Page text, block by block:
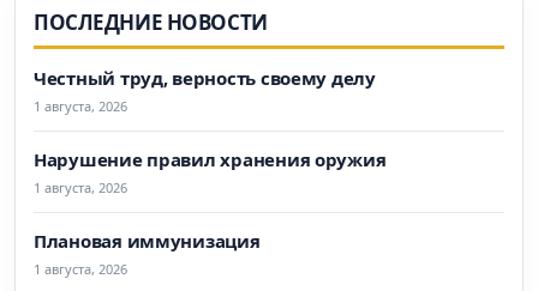
ПОСЛЕДНИЕ НОВОСТИ
Честный труд, верность своему делу
1 августа, 2026
Нарушение правил хранения оружия
1 августа, 2026
Плановая иммунизация
1 августа, 2026